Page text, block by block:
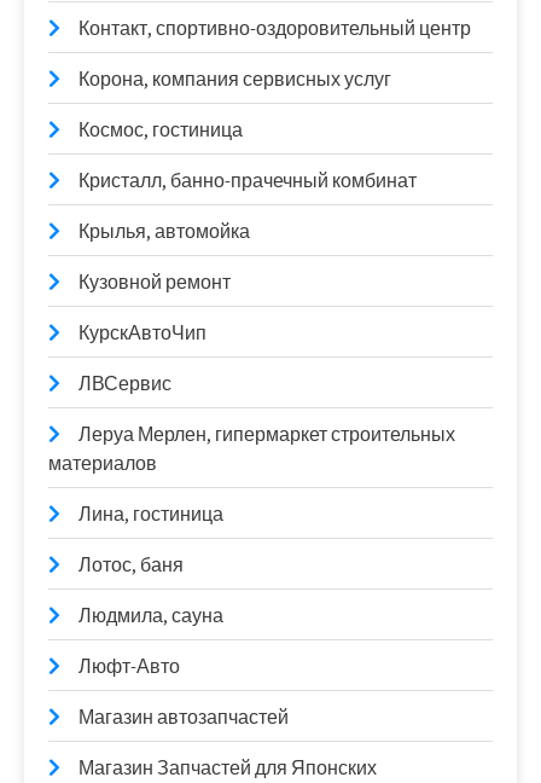
Контакт, спортивно-оздоровительный центр
Корона, компания сервисных услуг
Космос, гостиница
Кристалл, банно-прачечный комбинат
Крылья, автомойка
Кузовной ремонт
КурскАвтоЧип
ЛВСервис
Леруа Мерлен, гипермаркет строительных
материалов
Лина, гостиница
Лотос, баня
Людмила, сауна
Люфт-Авто
Магазин автозапчастей
Магазин Запчастей для Японских